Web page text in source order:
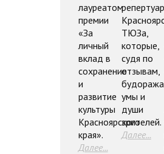
лауреатом
премии
«За
личный
вклад в
сохранение
и
развитие
культуры
Красноярского
края».
Далее...
ТЮЗа,
которые,
судя по
отзывам,
умы и
души
зрителей.
Далее...